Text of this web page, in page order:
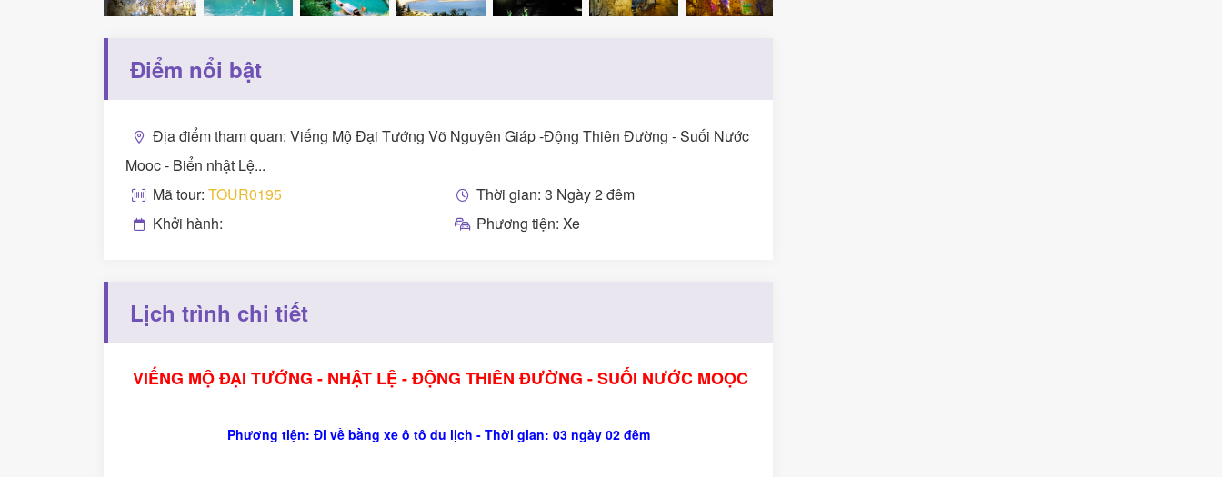
Điểm nổi bật
Địa điểm tham quan: Viếng Mộ Đại Tướng Võ Nguyên Giáp -Động Thiên Đường - Suối Nước
Mooc - Biển nhật Lệ...
Mã tour: TOUR0195
Thời gian: 3 Ngày 2 đêm
Khởi hành:
Phương tiện: Xe
Lịch trình chi tiết
VIẾNG MỘ ĐẠI TƯỚNG - NHẬT LỆ - ĐỘNG THIÊN ĐƯỜNG - SUỐI NƯỚC MOỌC
Phương tiện: Đi về bằng xe ô tô du lịch - Thời gian: 03ngày 02 đêm